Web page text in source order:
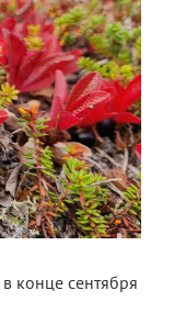
конце сентября